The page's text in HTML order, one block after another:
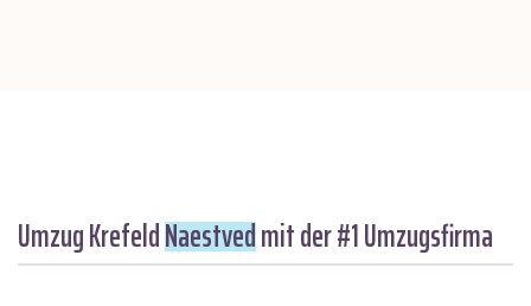
Umzug KrefeldNaestvedmit der #1 Umzugsfirma